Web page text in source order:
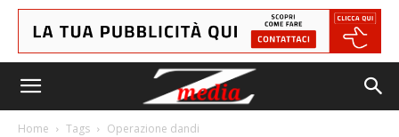
Home Tags Operazione dandi